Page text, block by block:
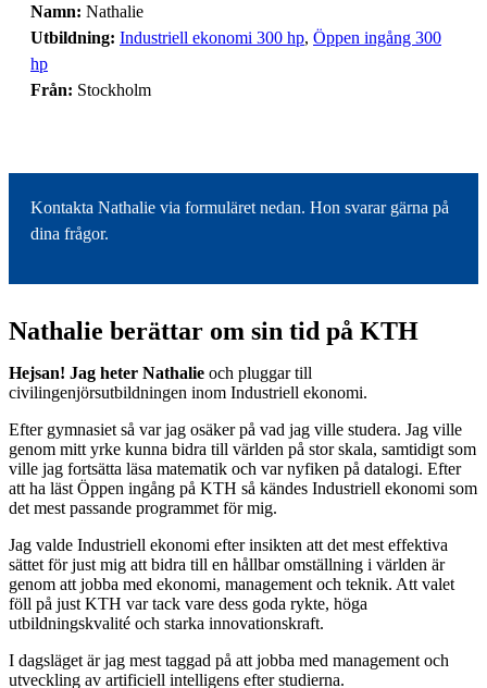
Namn: Nathalie
Utbildning: Industriell ekonomi 300 hp, Öppen ingång 300
hp
Från: Stockholm
Kontakta Nathalie via formuläret nedan. Hon svarar gärna på
dina frågor.
Nathalie berättar om sin tid på KTH
Hejsan! Jag heter Nathalie och pluggar till
civilingenjörsutbildningen inom Industriell ekonomi.
Efter gymnasiet så var jag osäker på vad jag ville studera. Jag ville
genom mitt yrke kunna bidra till världen på stor skala, samtidigt som
ville jag fortsätta läsa matematik och var nyfiken på datalogi. Efter
att ha läst Öppen ingång på KTH så kändes Industriell ekonomi som
det mest passande programmet för mig.
Jag valde Industriell ekonomi efter insikten att det mest effektiva
sättet för just mig att bidra till en hållbar omställning i världen är
genom att jobba med ekonomi, management och teknik. Att valet
föll på just KTH var tack vare dess goda rykte, höga
utbildningskvalité och starka innovationskraft.
I dagsläget är jag mest taggad på att jobba med management och
utveckling av artificiell intelligens efter studierna.